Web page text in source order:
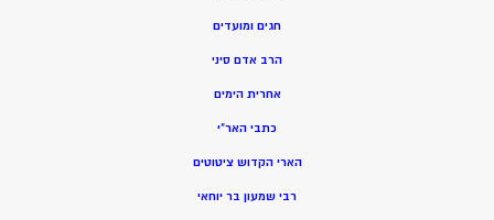
חגים ומועדים
הרב אדם סיני
אחרית הימים
כתבי האר”י
הארי הקדוש ציטוטים
רבי שמעון בר יוחאי